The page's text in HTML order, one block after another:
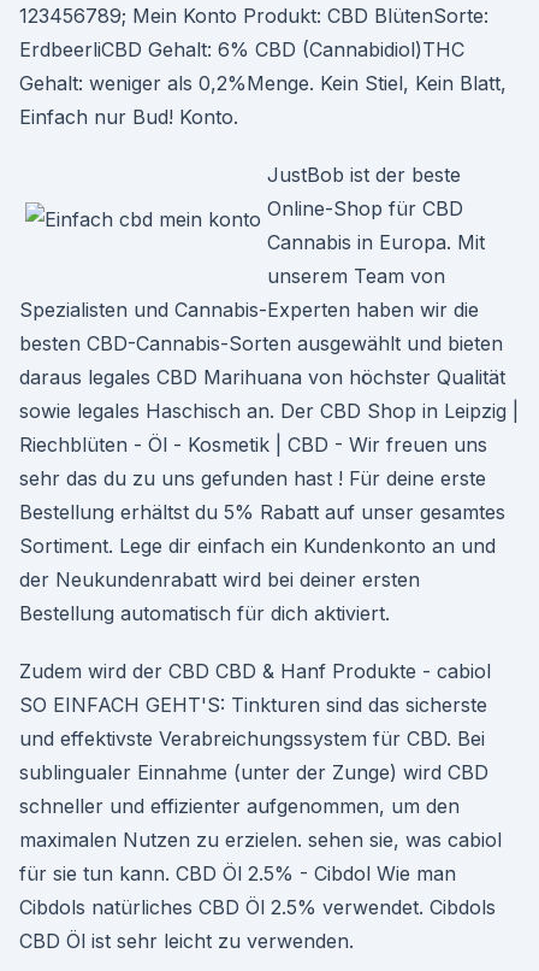
123456789; Mein Konto Produkt: CBD BlütenSorte:
ErdbeerliCBD Gehalt: 6% CBD (Cannabidiol)THC
Gehalt: weniger als 0,2%Menge. Kein Stiel, Kein Blatt,
Einfach nur Bud! Konto.
JustBob ist der beste
Online-Shop für CBD
Cannabis in Europa. Mit
unserem Team von
Spezialisten und Cannabis-Experten haben wir die
besten CBD-Cannabis-Sorten ausgewählt und bieten
daraus legales CBD Marihuana von höchster Qualität
sowie legales Haschisch an. Der CBD Shop in Leipzig |
Riechblüten - Öl - Kosmetik | CBD - Wir freuen uns
sehr das du zu uns gefunden hast ! Für deine erste
Bestellung erhältst du 5% Rabatt auf unser gesamtes
Sortiment. Lege dir einfach ein Kundenkonto an und
der Neukundenrabatt wird bei deiner ersten
Bestellung automatisch für dich aktiviert.
Zudem wird der CBD CBD & Hanf Produkte - cabiol
SO EINFACH GEHT'S: Tinkturen sind das sicherste
und effektivste Verabreichungssystem für CBD. Bei
sublingualer Einnahme (unter der Zunge) wird CBD
schneller und effizienter aufgenommen, um den
maximalen Nutzen zu erzielen. sehen sie, was cabiol
für sie tun kann. CBD Öl 2.5% - Cibdol Wie man
Cibdols natürliches CBD Öl 2.5% verwendet. Cibdols
CBD Öl ist sehr leicht zu verwenden.